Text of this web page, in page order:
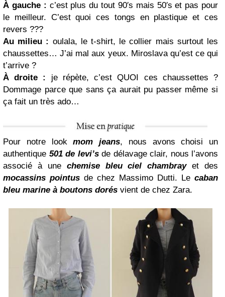
À gauche : c’est plus du tout 90′s mais 50′s et pas pour
le meilleur. C’est quoi ces tongs en plastique et ces
revers ???
Au milieu : oulala, le t-shirt, le collier mais surtout les
chaussettes… J’ai mal aux yeux. Miroslava qu’est ce qui
t’arrive ?
À droite :
je répète, c’est QUOI ces chaussettes ?
Dommage parce que sans ça aurait pu passer même si
ça fait un très ado…
Pour notre lookmom jeans, nous avons choisi un
authentique 501 de levi’sde délavage clair, nous l’avons
associé à une chemise bleu ciel chambrayet des
mocassins pointus de chez Massimo Dutti. Le caban
bleu marine à boutons dorés vient de chez Zara.